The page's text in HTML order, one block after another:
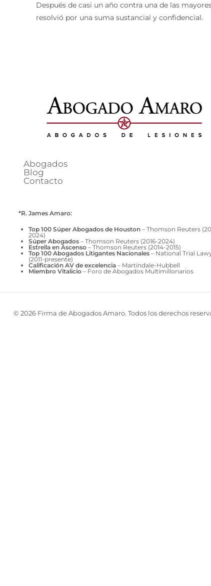
Después de casi un año contra una de las
resolvió por una suma sustancial y confidencial.
Abogados
Blog
Contacto
*R. James Amaro:
Top 100 Súper Abogados de Houston – Thomson Reuters
2024)
Súper Abogados – Thomson Reuters (2016-2024)
Estrella en Ascenso – Thomson Reuters (2014-2015)
Top 100 Abogados Litigantes Nacionales – National Trial
(2011-presente)
Calificación AV de excelencia – Martindale-Hubbell
Miembro Vitalicio – Foro de Abogados Multimillonarios
© 2026 Firma de Abogados Amaro. Todos los derechos